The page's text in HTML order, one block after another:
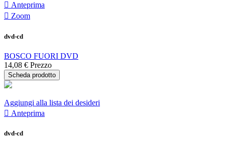
 Anteprima
 Zoom
dvd-cd
BOSCO FUORI DVD
14,08 € Prezzo
Scheda prodotto
Aggiungi alla lista dei desideri
 Anteprima
dvd-cd